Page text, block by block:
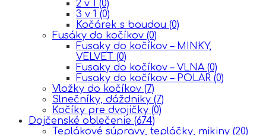
2 v 1 (0)
3 v 1 (0)
Kočárek s boudou (0)
Fusáky do kočíkov (0)
Fusaky do kočíkov – MINKY,
VELVET (0)
Fusaky do kočíkov – VLNA (0)
Fusaky do kočíkov – POLAR (0)
Vložky do kočíkov (7)
Slnečníky, dáždniky (7)
Kočíky pre dvojičky (0)
Dojčenské oblečenie (674)
Teplákové súpravy, tepláčky, mikiny (20)